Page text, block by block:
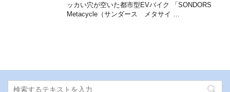
ッカい穴が空いた都市型EVバイク 「SONDORS
Metacycle（サンダース メタサイ …